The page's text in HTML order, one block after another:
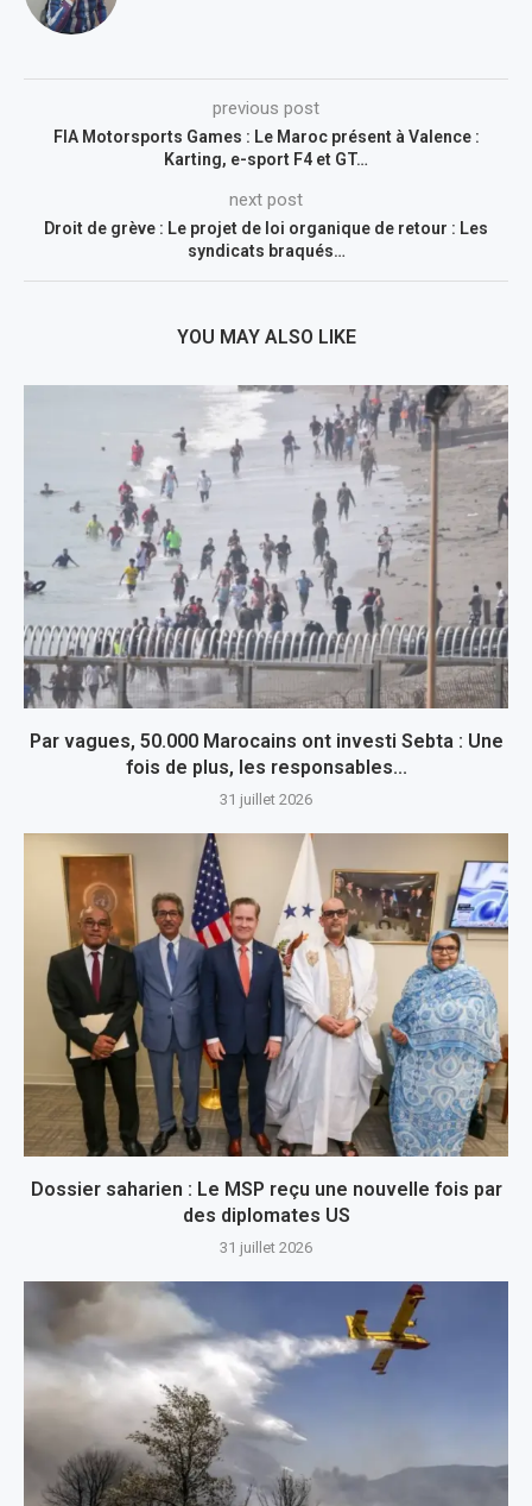
previous post
FIA Motorsports Games : Le Maroc présent à Valence :
Karting, e-sport F4 et GT…
next post
Droit de grève : Le projet de loi organique de retour : Les
syndicats braqués…
YOU MAY ALSO LIKE
Par vagues, 50.000 Marocains ont investi Sebta : Une
fois de plus, les responsables...
31 juillet 2026
Dossier saharien : Le MSP reçu une nouvelle fois par
des diplomates US
31 juillet 2026